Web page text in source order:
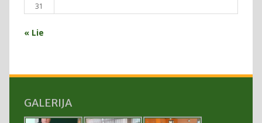
31
« Lie
GALERIJA